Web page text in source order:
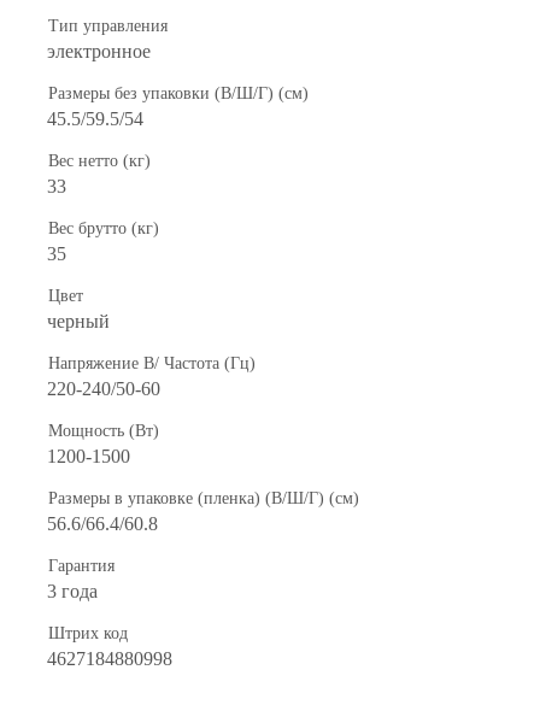
Тип управления
электронное
Размеры без упаковки (В/Ш/Г) (см)
45.5/59.5/54
Вес нетто (кг)
33
Вес брутто (кг)
35
Цвет
черный
Напряжение В/ Частота (Гц)
220-240/50-60
Мощность (Вт)
1200-1500
Размеры в упаковке (пленка) (В/Ш/Г) (см)
56.6/66.4/60.8
Гарантия
3 года
Штрих код
4627184880998